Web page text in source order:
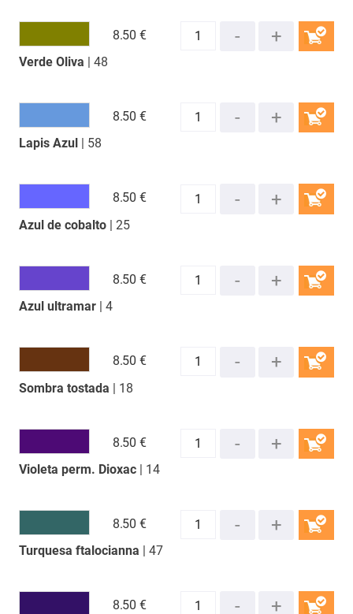
Verde Oliva | 48
8.50 €
Lapis Azul | 58
8.50 €
Azul de cobalto| 25
8.50 €
Azul ultramar| 4
8.50 €
Sombra tostada | 18
8.50 €
Violeta perm. Dioxac| 14
8.50 €
Turquesa ftalocianna | 47
8.50 €
8.50 €